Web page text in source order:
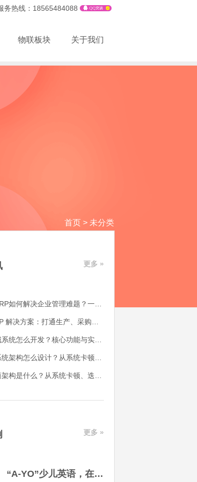
务热线：18565484088
物联板块 关于我们
首页 > 未分类
更多 »
更多 »
“A-YO”少儿英语，在线语言学习平台开发经典案例